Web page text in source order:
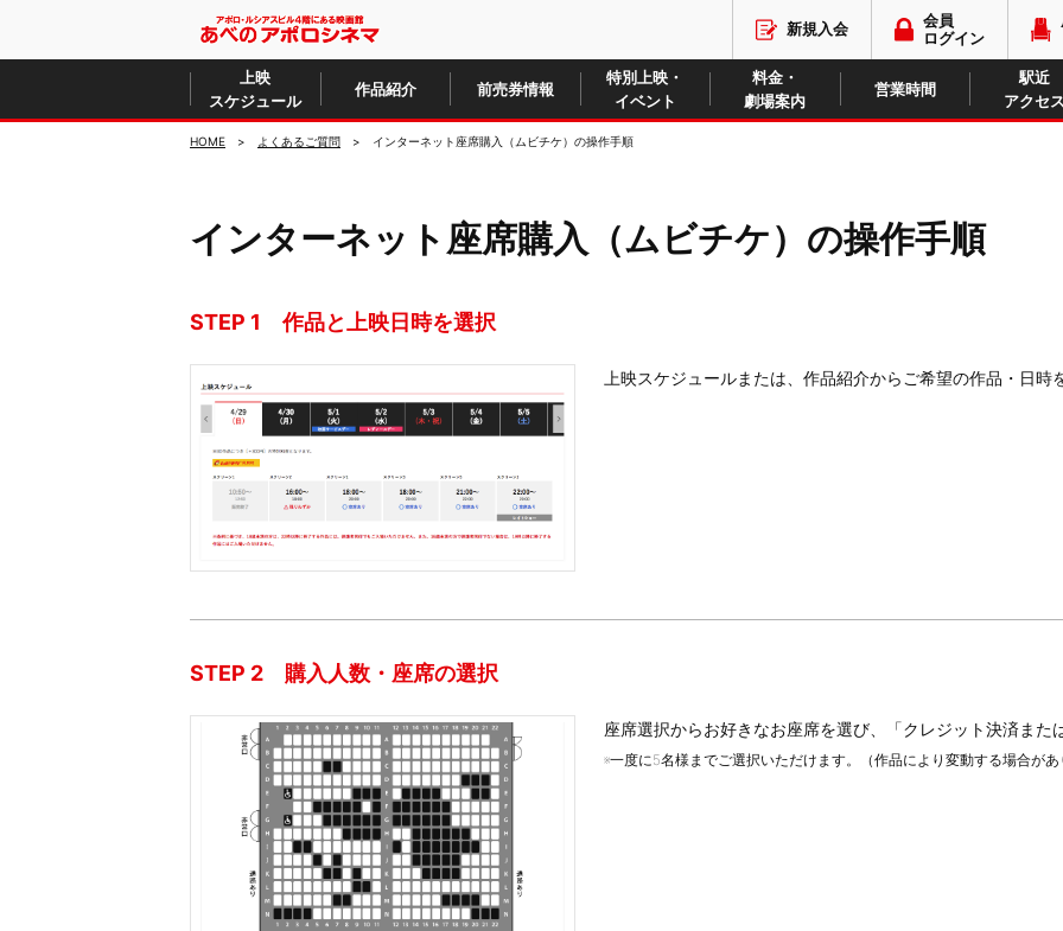
新規入会
会員
ログイン
上映
スケジュール
作品紹介 前売券情報
特別上映・
イベント
料金・
劇場案内
営業時間
駅近
アクセ
HOME よくあるご質問 インターネット座席購入（ムビチケ）の操作手順
インターネット座席購入 （ムビチケ）の操作手順
STEP 1 作品と上映日時を選択
上映スケジュールまたは、作品紹介からご希望の作品・日時
STEP 2 購入人数・座席の選択
座席選択からお好きなお座席を選び、「クレジット決済ま
※一度に5名様までご選択いただけます。（作品により変動する場合が